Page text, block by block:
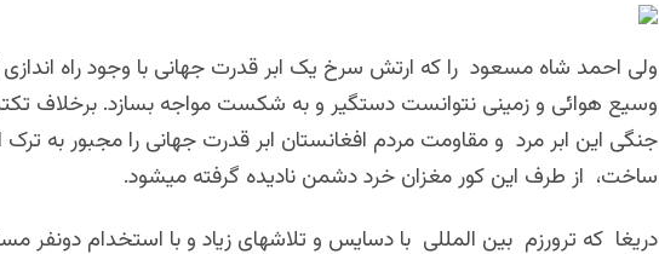
ولی احمد شاه مسعود را که ارتش سرخ یک ابر قدرت جهانی با وجود راه
وسیع هوائی و زمینی نتوانست دستگیر و به شکست مواجه بسازد. برخلاف
جنگی این ابر مرد و مقاومت مردم افغانستان ابر قدرت جهانی را مجبور به ترک
ساخت، از طرف این کور مغزان خرد دشمن نادیده گرفته میشود.
دریغا که ترورزم بین المللی با دسایس و تلاشهای زیاد و با استخدام دونفر